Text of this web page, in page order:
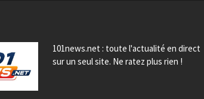
101news.net : toute l'actualité en direct
sur un seul site. Ne ratez plus rien !